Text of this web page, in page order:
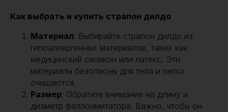
Как выбрать и купить страпон дилдо
Материал: Выбирайте страпон дилдо из
гипоаллергенных материалов, таких как
медицинский силикон или латекс. Эти
материалы безопасны для тела и легко
очищаются.
Размер: Обратите внимание на длину и
диаметр фаллоимитатора. Важно, чтобы он